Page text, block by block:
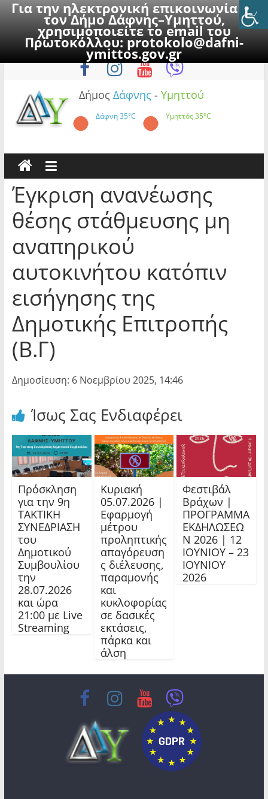
Για την ηλεκτρονική επικοινωνία με
τον Δήμο Δάφνης–Υμηττού,
χρησιμοποιείτε το email του
Πρωτοκόλλου:protokolo@dafni-
ymittos.gov.gr
to
Σάββατο, 8 Αυγούστου 2026
Δήμος Δάφνης - Υμηττού
Δάφνη35°C Υμηττός35°C
Έγκριση ανανέωσης
θέσης στάθμευσης μη
αναπηρικού
αυτοκινήτου κατόπιν
εισήγησης της
Δημοτικής Επιτροπής
(Β.Γ)
Δημοσίευση: 6 Νοεμβρίου 2025, 14:46
Ίσως Σας Ενδιαφέρει
Πρόσκληση
για την 9η
ΤΑΚΤΙΚΗ
ΣΥΝΕΔΡΙΑΣΗ
του
Δημοτικού
Συμβουλίου
την
28.07.2026
και ώρα
21:00 με Live
Streaming
Κυριακή
05.07.2026 |
Εφαρμογή
μέτρου
προληπτικής
απαγόρευση
ς διέλευσης,
παραμονής
και
κυκλοφορίας
σε δασικές
εκτάσεις,
πάρκα και
άλση
Φεστιβάλ
Βράχων |
ΠΡΟΓΡΑΜΜΑ
ΕΚΔΗΛΩΣΕΩ
Ν 2026 | 12
ΙΟΥΝΙΟΥ – 23
ΙΟΥΝΙΟΥ
2026